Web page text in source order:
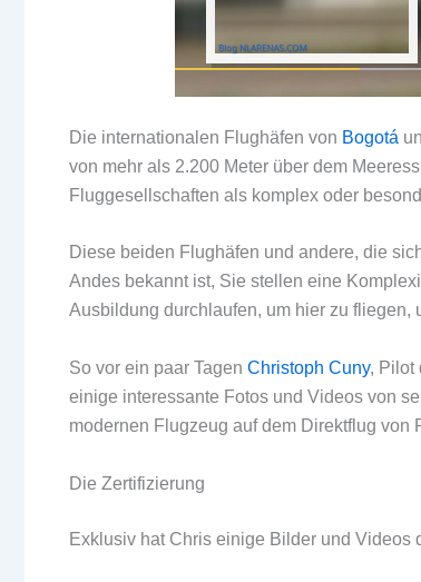
Die internationalen Flughäfen von Bogotá
von mehr als 2.200 Meter über dem
Fluggesellschaften als komplex oder
Diese beiden Flughäfen und andere, die
Andes bekannt ist, Sie stellen eine
Ausbildung durchlaufen, um hier zu fliegen,
So vor ein paar Tagen Christoph Cuny, Pilot
einige interessante Fotos und Videos von
modernen Flugzeug auf dem Direktflug von
Die Zertifizierung
Exklusiv hat Chris einige Bilder und Videos